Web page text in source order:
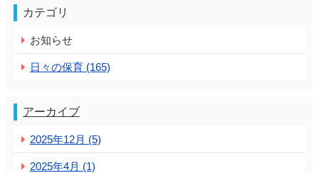
カテゴリ
お知らせ
日々の保育 (165)
アーカイブ
2025年12月 (5)
2025年4月 (1)